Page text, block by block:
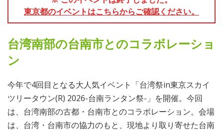
東京都のイベントはこちらからご確認ください。
台湾南部の台南市とのコラボレーショ
ン
今年で4回目となる大人気イベント「台湾祭in東京スカイ
ツリータウン(R) 2026-台南ランタン祭-」を開催。今回
は、台湾南部の古都・台南市とのコラボレーション。会場
は、台湾・台南市の協力のもと、現地より取り寄せた台南